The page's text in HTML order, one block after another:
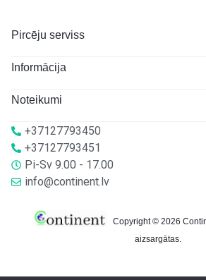
Pircēju serviss
Informācija
Noteikumi
+37127793450
+37127793451
Pi-Sv 9.00 - 17.00
info@continent.lv
Copyright © 2026
aizsargātas.